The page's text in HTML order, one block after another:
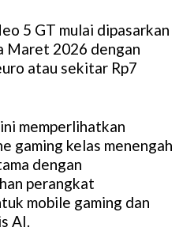
5 GT mulai dipasarkan
Maret 2026 dengan
atau sekitar Rp7
memperlihatkan
gaming kelas menengah
dengan
perangkat
mobile gaming dan
AI.